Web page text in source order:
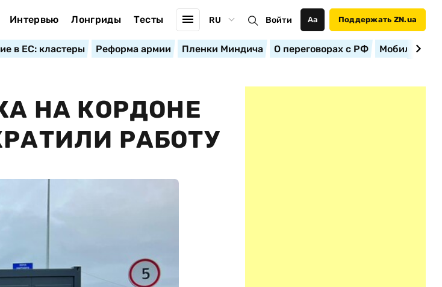
Интервью Лонгриды Тесты RU Войти Аа Поддержать ZN.ua
в ЕС: кластеры Реформа армии Пленки Миндича О переговорах с РФ
НА КОРДОНЕ
РАБОТУ